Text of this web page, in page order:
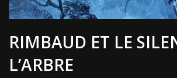
RIMBAUD ET LE
L’ARBRE